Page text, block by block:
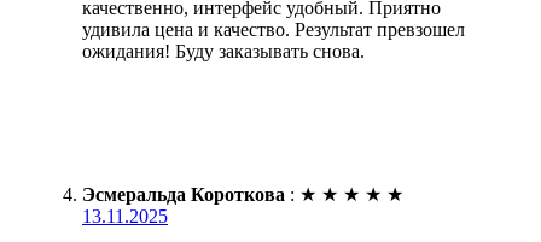
качественно, интерфейс удобный. Приятно
удивила цена и качество. Результат превзошел
ожидания! Буду заказывать снова.
Эсмеральда Короткова : ★ ★ ★ ★ ★
13.11.2025